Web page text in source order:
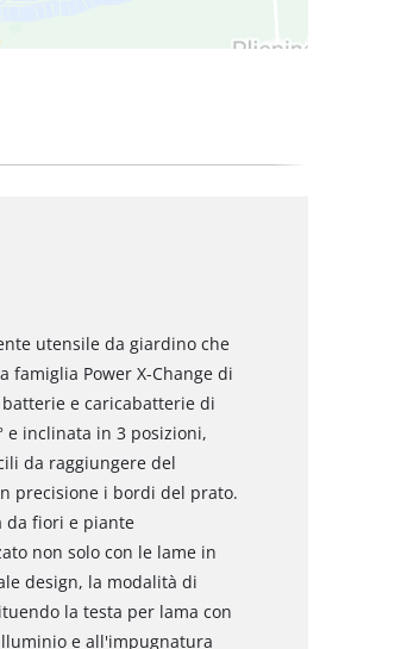
utensile da giardino che
famiglia Power X-Change di
e caricabatterie di
e inclinata in 3 posizioni,
da raggiungere del
precisione i bordi del prato.
da fiori e piante
non solo con le lame in
design, la modalità di
la testa per lama con
e all'impugnatura